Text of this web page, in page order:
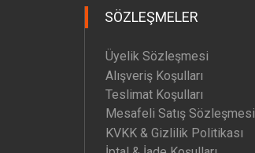
SÖZLEŞMELER
Üyelik Sözleşmesi
Alışveriş Koşulları
Teslimat Koşulları
Mesafeli Satış Sözleşmesi
KVKK & Gizlilik Politikası